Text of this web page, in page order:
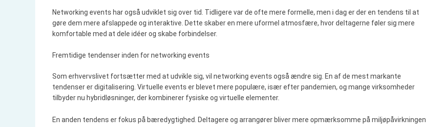
Networking events har også udviklet sig over tid. Tidligere var de ofte mere formelle, men i dag er der en tendens til at
gøre dem mere afslappede og interaktive. Dette skaber en mere uformel atmosfære, hvor deltagerne føler sig mere
komfortable med at dele idéer og skabe forbindelser.
Fremtidige tendenser inden for networking events
Som erhvervslivet fortsætter med at udvikle sig, vil networking events også ændre sig. En af de mest markante
tendenser er digitalisering. Virtuelle events er blevet mere populære, især efter pandemien, og mange virksomheder
tilbyder nu hybridløsninger, der kombinerer fysiske og virtuelle elementer.
En anden tendens er fokus på bæredygtighed. Deltagere og arrangører bliver mere opmærksomme på miljøpåvirkningen